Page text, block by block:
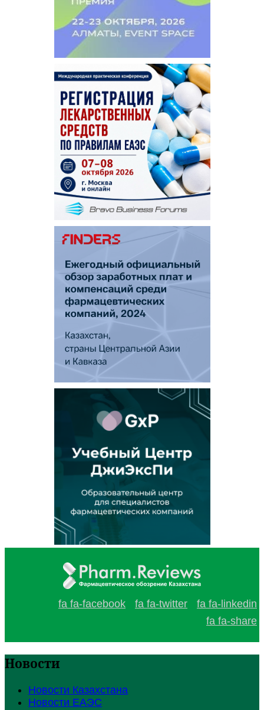
fa fa-facebook fa fa-twitter
fa fa-linkedin
fa fa-share
Новости
Новости Казахстана
Новости ЕАЭС